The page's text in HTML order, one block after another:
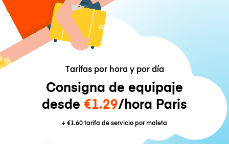
Tarifas por hora y por día
Consigna de equipaje
desde €1.29/hora Paris
+€1.60tarifa de servicio por maleta